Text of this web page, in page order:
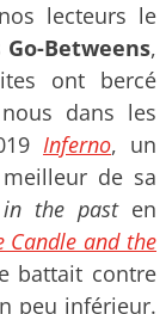
lecteurs le
Go-Betweens,
ont bercé
nous dans les
Inferno, un
de sa
in the pasten
Candle and the
battait contre
peu inférieur.